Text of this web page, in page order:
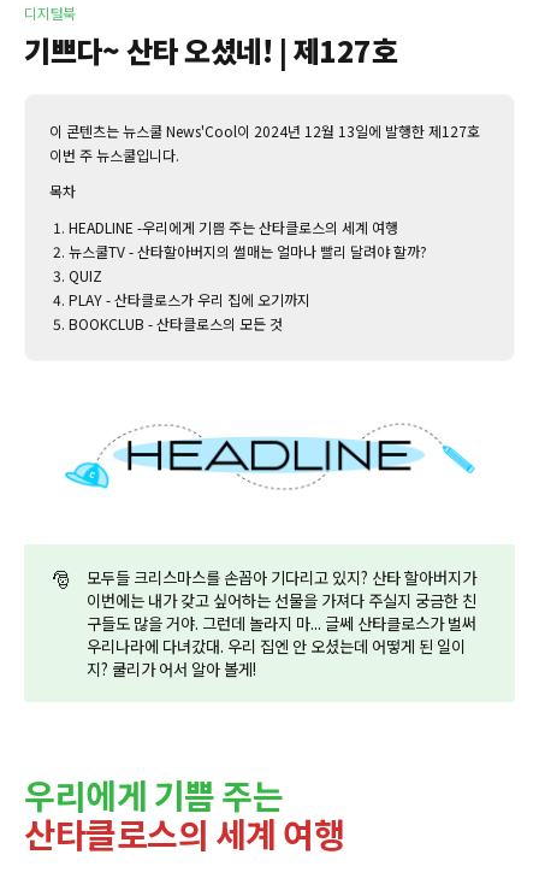
디지털북
기쁘다~ 산타 오셨네! | 제127호
이 콘텐츠는 뉴스쿨 News'Cool이 2024년 12월 13일에 발행한 제127호
이번 주 뉴스쿨입니다.‌
목차
HEADLINE -우리에게 기쁨 주는 산타클로스의 세계 여행
뉴스쿨TV - 산타할아버지의 썰매는 얼마나 빨리 달려야 할까?
QUIZ
PLAY - 산타클로스가 우리 집에 오기까지
BOOKCLUB - 산타클로스의 모든 것
🎅
모두들 크리스마스를 손꼽아 기다리고 있지? 산타 할아버지가
이번에는 내가 갖고 싶어하는 선물을 가져다 주실지 궁금한 친
구들도 많을 거야. 그런데 놀라지 마... 글쎄 산타클로스가 벌써
우리나라에 다녀갔대. 우리 집엔 안 오셨는데 어떻게 된 일이
지? 쿨리가 어서 알아 볼게!
우리에게 기쁨 주는
산타클로스의 세계 여행